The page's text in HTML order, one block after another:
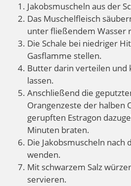
Jakobsmuscheln aus der
Das Muschelfleisch
unter fließendem Wasser
Die Schale bei niedriger
Gasflamme stellen.
Butter darin verteilen und
lassen.
Anschließend die
Orangenzeste der halben
gerupften Estragon
Minuten braten.
Die Jakobsmuscheln nach
wenden.
Mit schwarzem Salz
servieren.